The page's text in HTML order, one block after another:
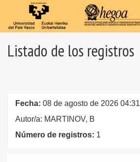
Listado de los registros
Fecha: 08 de agosto de 2026 04:31
Autor/a: MARTINOV, B
Número de registros: 1